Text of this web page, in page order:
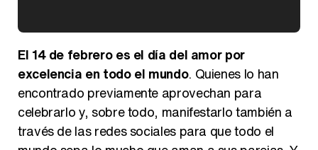
El 14 de febrero es el día del amor por
excelencia en todo el mundo. Quienes lo han
encontrado previamente aprovechan para
celebrarlo y, sobre todo, manifestarlo también a
través de las redes sociales para que todo el